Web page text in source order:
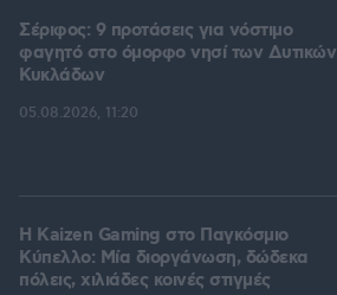
Σέριφος: 9 προτάσεις για νόστιμο
φαγητό στο όμορφο νησί των Δυτικών
Κυκλάδων
05.08.2026, 11:20
H Kaizen Gaming στο Παγκόσμιο
Kύπελλο: Μία διοργάνωση, δώδεκα
πόλεις, χιλιάδες κοινές στιγμές